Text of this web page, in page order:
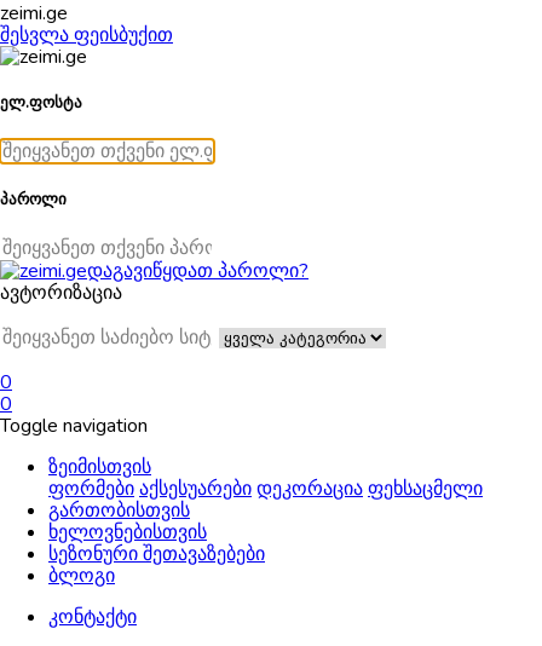
zeimi.ge
შესვლა ფეისბუქით
ელ.ფოსტა
პაროლი
დაგავიწყდათ პაროლი?
ავტორიზაცია
0
0
Toggle navigation
ზეიმისთვის
ფორმებიაქსესუარებიდეკორაციაფეხსაცმელი
გართობისთვის
ხელოვნებისთვის
სეზონური შეთავაზებები
ბლოგი
კონტაქტი